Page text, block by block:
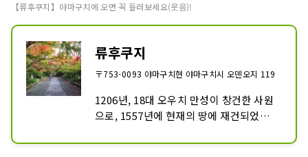
【류후쿠지】야마구치에 오면 꼭 들러보세요(웃음)!
류후쿠지
〒753-0093 야마구치현 야마구치시 오덴오지 119
1206년, 18대 오우치 만성이 창건한 사원
으로, 1557년에 현재의 땅에 재건되었습
본당은 무로마치 시대의 대표적인 사원 건